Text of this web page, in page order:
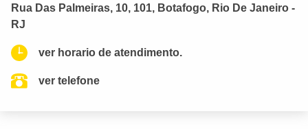
Rua Das Palmeiras, 10, 101, Botafogo, Rio De Janeiro -
RJ
ver horario de atendimento.
ver telefone